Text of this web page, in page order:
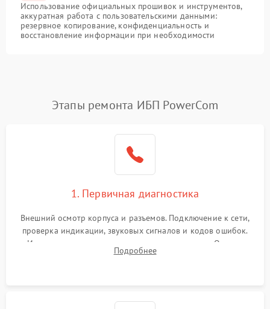
Использование официальных прошивок и инструментов,
аккуратная работа с пользовательскими данными:
резервное копирование, конфиденциальность и
восстановление информации при необходимости
Этапы ремонта ИБП PowerCom
1. Первичная диагностика
Внешний осмотр корпуса и разъемов. Подключение к сети,
проверка индикации, звуковых сигналов и кодов ошибок.
Измерение входного и выходного напряжения. Оценка
реакции ИБП на отключение основного питания без
Подробнее